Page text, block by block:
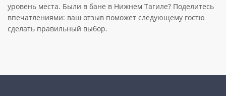
уровень места. Были в бане в Нижнем Тагиле? Поделитесь
впечатлениями: ваш отзыв поможет следующему гостю
сделать правильный выбор.